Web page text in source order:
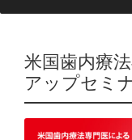
米国歯内療
アップセミ